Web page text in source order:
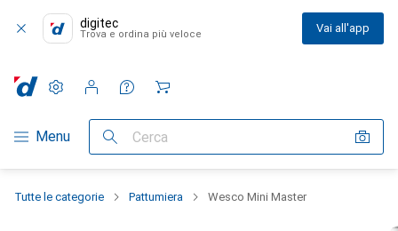
digitec
Trova e ordina più veloce Vai all'app
Categoria Navigazione
Menu Cerca
Impostazioni
Conto cliente
Liste di confronto
Liste dei desideri
Carrello
Tutte le categorie Pattumiera Wesco Mini Master